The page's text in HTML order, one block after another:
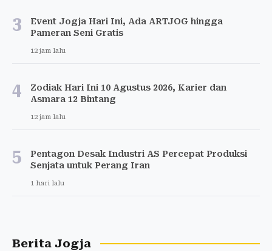
3
Event Jogja Hari Ini, Ada ARTJOG hingga
Pameran Seni Gratis
12 jam lalu
4
Zodiak Hari Ini 10 Agustus 2026, Karier dan
Asmara 12 Bintang
12 jam lalu
5
Pentagon Desak Industri AS Percepat Produksi
Senjata untuk Perang Iran
1 hari lalu
Berita Jogja